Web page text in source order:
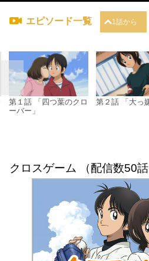
エピソード一覧 1話から
第１話 「四つ葉のクロ
ーバー」
第２話 「大っ
クロスゲーム （配信数50話